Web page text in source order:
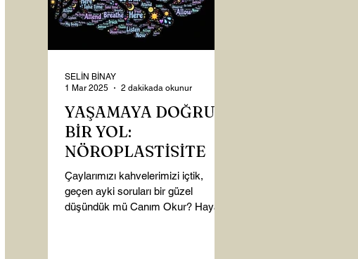
YAŞAMAYA DOĞRU
BİR YOL:
NÖROPLASTİSİTE
Çaylarımızı kahvelerimizi içtik,
geçen ayki soruları bir güzel
düşündük mü Canım Okur? Hayatta
SELİN BİNAY
1 Mar 2025
2 dakikada okunur